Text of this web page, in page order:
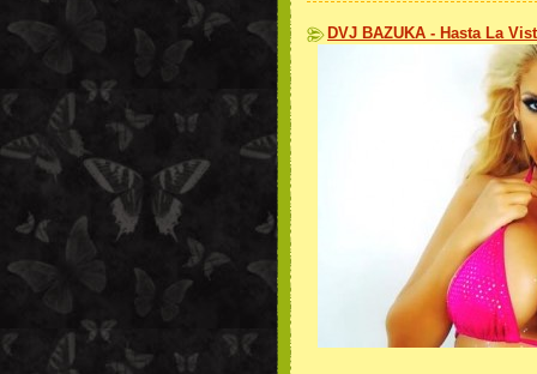
DVJ BAZUKA - Hasta La